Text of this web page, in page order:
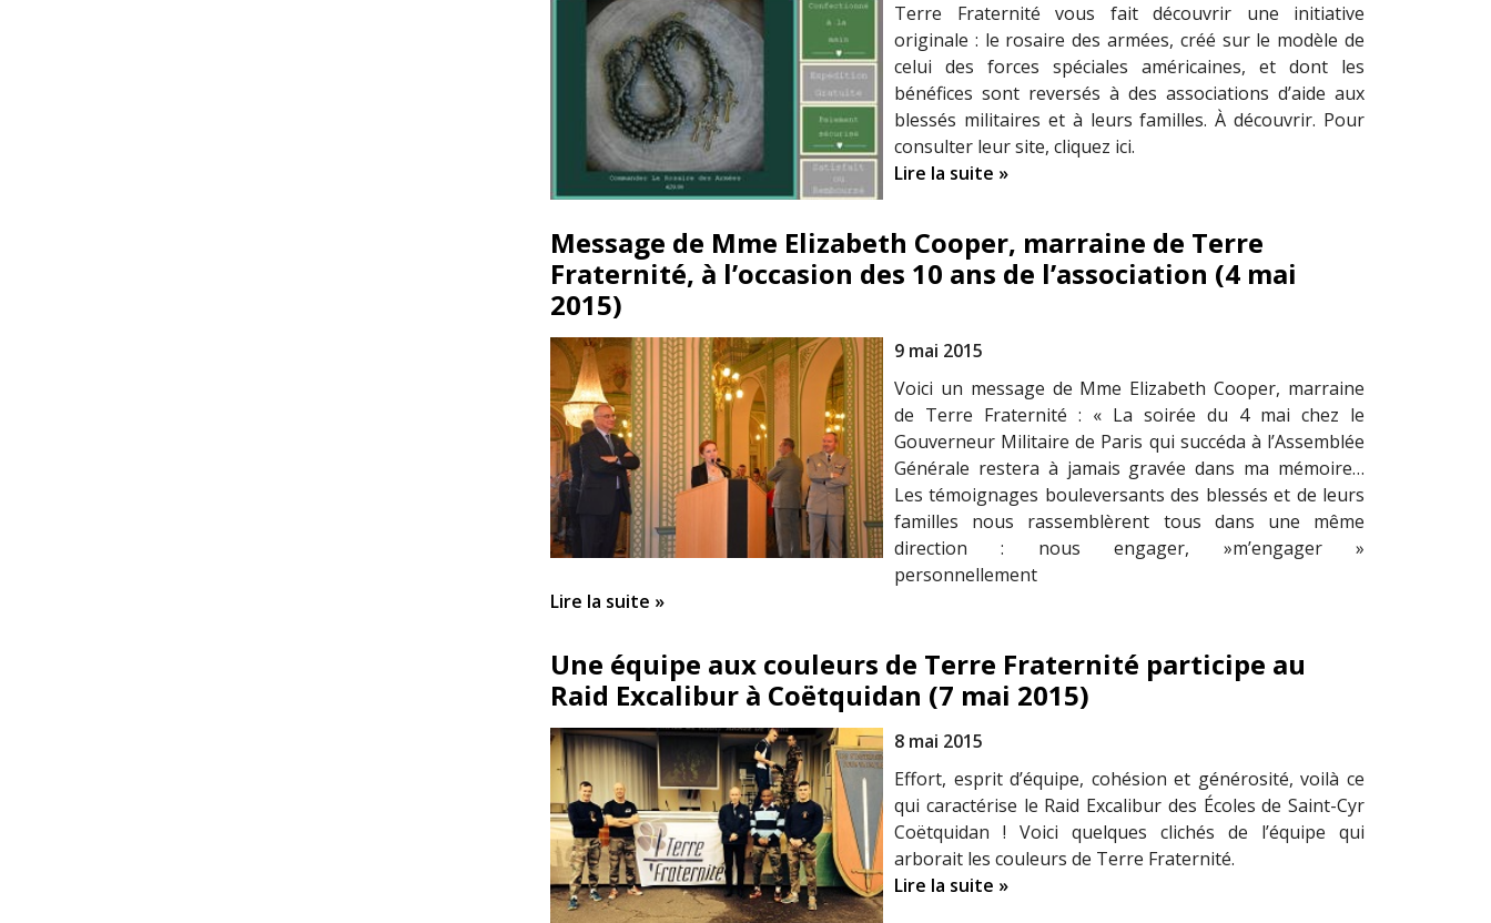
Terre Fraternité vous fait découvrir une initiative
originale : le rosaire des armées, créé sur le modèle de
celui des forces spéciales américaines, et dont les
bénéfices sont reversés à des associations d’aide aux
blessés militaires et à leurs familles. À découvrir. Pour
consulter leur site, cliquez ici.
Lire la suite »
Message de Mme Elizabeth Cooper, marraine de Terre
Fraternité, à l’occasion des 10 ans de l’association (4 mai
2015)
9 mai 2015
Voici un message de Mme Elizabeth Cooper, marraine
de Terre Fraternité : « La soirée du 4 mai chez le
Gouverneur Militaire de Paris qui succéda à l’Assemblée
Générale restera à jamais gravée dans ma mémoire…
Les témoignages bouleversants des blessés et de leurs
familles nous rassemblèrent tous dans une même
direction : nous engager, »m’engager »
personnellement
Lire la suite »
Une équipe aux couleurs de Terre Fraternité participe au
Raid Excalibur à Coëtquidan (7 mai 2015)
8 mai 2015
Effort, esprit d’équipe, cohésion et générosité, voilà ce
qui caractérise le Raid Excalibur des Écoles de Saint-Cyr
Coëtquidan ! Voici quelques clichés de l’équipe qui
arborait les couleurs de Terre Fraternité.
Lire la suite »